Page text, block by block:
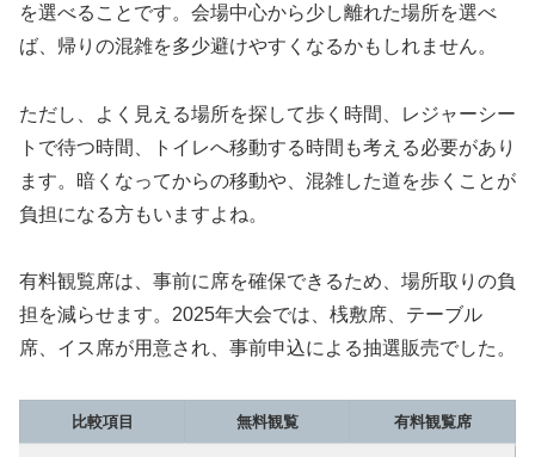
を選べることです。会場中心から少し離れた場所を選べ
ば、帰りの混雑を多少避けやすくなるかもしれません。
ただし、よく見える場所を探して歩く時間、レジャーシー
トで待つ時間、トイレへ移動する時間も考える必要があり
ます。暗くなってからの移動や、混雑した道を歩くことが
負担になる方もいますよね。
有料観覧席は、事前に席を確保できるため、場所取りの負
担を減らせます。2025年大会では、桟敷席、テーブル
席、イス席が用意され、事前申込による抽選販売でした。
比較項目 無料観覧 有料観覧席